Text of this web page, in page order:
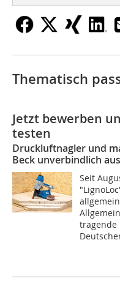
Thematisch
Jetzt bewerben
testen
Druckluftnagler und
Beck unverbindlich
Seit
tragende